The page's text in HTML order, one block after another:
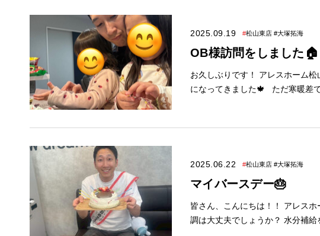
とお打合せできます✨ ぜひご家族皆様お揃いでお越しく
2025.09.19 #松山東店 #大塚拓海
OB様訪問をしました🏠
お久しぶりです！ アレスホーム
になってきました🍁 ただ寒暖差
完備🍼 お子様はスタッフがお預か
タッフが在籍している店舗■ 大塚は松山東店に在籍しています。 9月イベント開催中です！ 是非皆様お気軽
にいらしてください。 松山東店
2025.06.22 #松山東店 #大塚拓海
マイバースデー🎂
皆さん、こんにちは！！ アレスホーム松山東店 営業の大塚です！ 最近熱くなってきましたが、 皆さん体
調は大丈夫でしょうか？ 水分補